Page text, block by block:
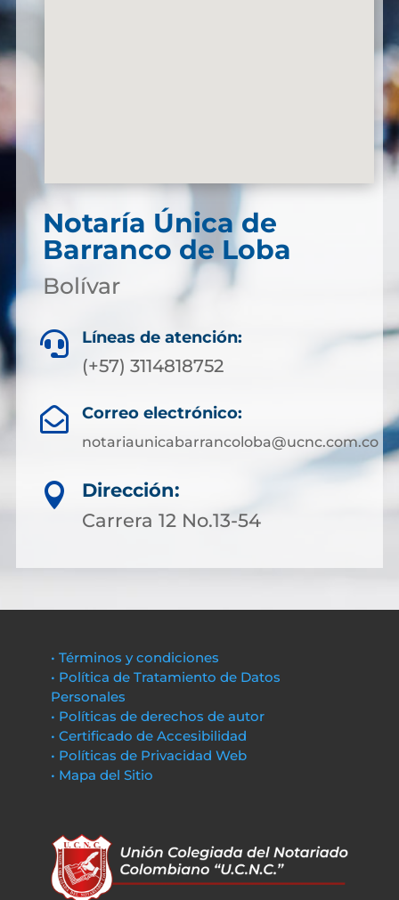
Notaría Única de
Barranco de Loba
Bolívar
 Líneas de atención:
(+57) 3114818752
 Correo electrónico:
notariaunicabarrancoloba@ucnc.com.co

Dirección:
Carrera 12 No.13-54
• Términos y condiciones
• Política de Tratamiento de Datos
Personales
• Políticas de derechos de autor
• Certificado de Accesibilidad
• Políticas de Privacidad Web
• Mapa del Sitio